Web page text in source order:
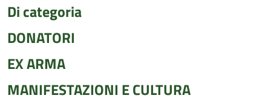
Di categoria
DONATORI
EX ARMA
MANIFESTAZIONI E CULTURA